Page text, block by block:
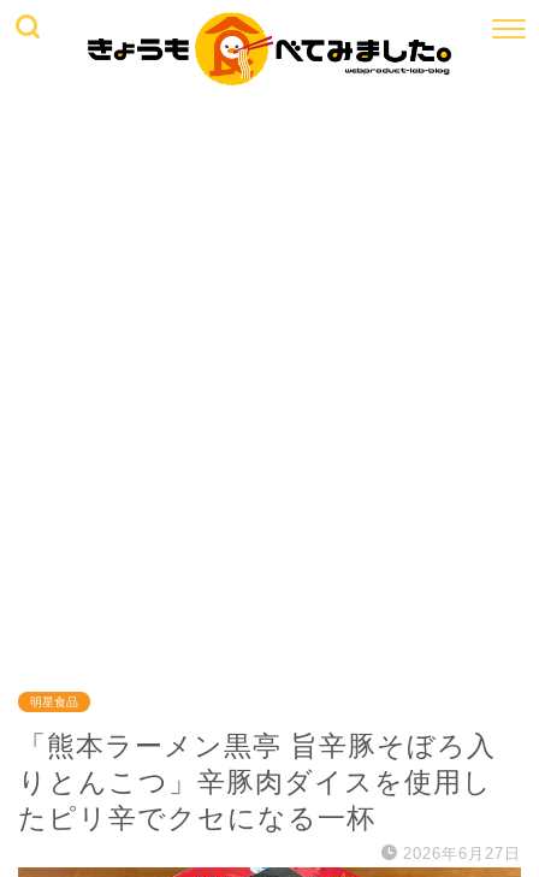
明星食品
「熊本ラーメン黒亭 旨辛豚そぼろ入
りとんこつ」辛豚肉ダイスを使用し
たピリ辛でクセになる一杯
2026年6月27日